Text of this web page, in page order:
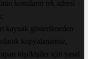
konuların tek adresi
kaynak gösterilmeden
kopyalanamaz,
kişi/kişiler için yasal